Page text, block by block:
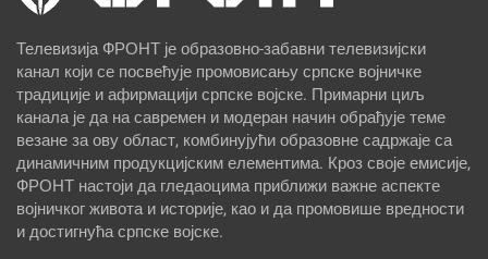
Телевизија ФРОНТ је образовно-забавни телевизијски
канал који се посвећује промовисању српске војничке
традиције и афирмацији српске војске. Примарни циљ
канала је да на савремен и модеран начин обрађује теме
везане за ову област, комбинујући образовне садржаје са
динамичним продукцијским елементима. Кроз своје емисије,
ФРОНТ настоји да гледаоцима приближи важне аспекте
војничког живота и историје, као и да промовише вредности
и достигнућа српске војске.